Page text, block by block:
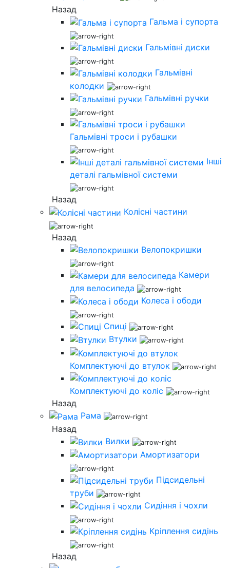
Назад
Гальма і супорта
Гальмівні диски
Гальмівні
колодки
Гальмівні ручки
Гальмівні троси і рубашки
Інші
деталі гальмівної системи
Назад
Колісні частини
Назад
Велопокришки
Камери
для велосипеда
Колеса і ободи
Спиці
Втулки
Комплектуючі до втулок
Комплектуючі до коліс
Назад
Рама
Назад
Вилки
Амортизатори
Підсидельні
труби
Сидіння і чохли
Кріплення сидінь
Назад